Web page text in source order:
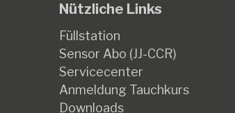
Nützliche Links
Füllstation
Sensor Abo (JJ-CCR)
Servicecenter
Anmeldung Tauchkurs
Downloads